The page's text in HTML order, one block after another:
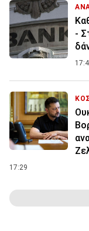
-
17:29